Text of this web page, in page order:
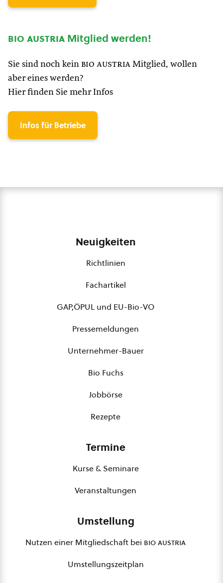
bio austria Mitglied werden!
Sie sind noch kein bio austria Mitglied, wollen
aber eines werden?
Hier finden Sie mehr Infos
Infos für Betriebe
Neuigkeiten
Richtlinien
Fachartikel
GAP,ÖPUL und EU-Bio-VO
Pressemeldungen
Unternehmer-Bauer
Bio Fuchs
Jobbörse
Rezepte
Termine
Kurse & Seminare
Veranstaltungen
Umstellung
Nutzen einer Mitgliedschaft bei bio austria
Umstellungszeitplan